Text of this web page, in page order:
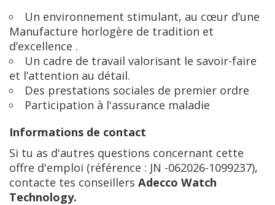
Un environnement stimulant, au cœur d’une
Manufacture horlogère de tradition et
d’excellence .
Un cadre de travail valorisant le savoir-faire
et l’attention au détail.
Des prestations sociales de premier ordre
Participation à l'assurance maladie
Informations de contact
Si tu as d'autres questions concernant cette
offre d'emploi (référence : JN -062026-1099237),
contacte tes conseillers Adecco Watch
Technology.